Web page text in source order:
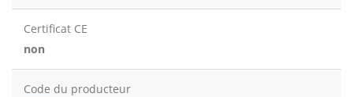
Certificat CE
non
Code du producteur